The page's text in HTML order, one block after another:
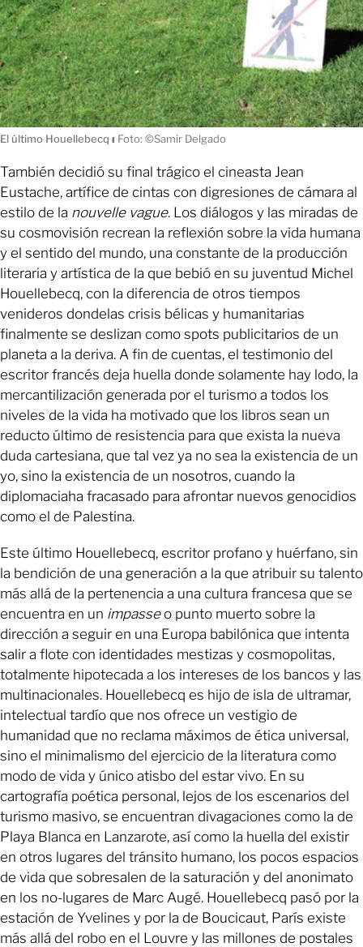
El último Houellebecq ı Foto: ©Samir Delgado
También decidió su final trágico el cineasta Jean
Eustache, artífice de cintas con digresiones de cámara al
estilo de la nouvelle vague. Los diálogos y las miradas de
su cosmovisión recrean la reflexión sobre la vida humana
y el sentido del mundo, una constante de la producción
literaria y artística de la que bebió en su juventud Michel
Houellebecq, con la diferencia de otros tiempos
venideros dondelas crisis bélicas y humanitarias
finalmente se deslizan como spots publicitarios de un
planeta a la deriva. A fin de cuentas, el testimonio del
escritor francés deja huella donde solamente hay lodo, la
mercantilización generada por el turismo a todos los
niveles de la vida ha motivado que los libros sean un
reducto último de resistencia para que exista la nueva
duda cartesiana, que tal vez ya no sea la existencia de un
yo, sino la existencia de un nosotros, cuando la
diplomaciaha fracasado para afrontar nuevos genocidios
como el de Palestina.
Este último Houellebecq, escritor profano y huérfano, sin
la bendición de una generación a la que atribuir su talento
más allá de la pertenencia a una cultura francesa que se
encuentra en un impasseo punto muerto sobre la
dirección a seguir en una Europa babilónica que intenta
salir a flote con identidades mestizas y cosmopolitas,
totalmente hipotecada a los intereses de los bancos y las
multinacionales. Houellebecq es hijo de isla de ultramar,
intelectual tardío que nos ofrece un vestigio de
humanidad que no reclama máximos de ética universal,
sino el minimalismo del ejercicio de la literatura como
modo de vida y único atisbo del estar vivo. En su
cartografía poética personal, lejos de los escenarios del
turismo masivo, se encuentran divagaciones como la de
Playa Blanca en Lanzarote, así como la huella del existir
en otros lugares del tránsito humano, los pocos espacios
de vida que sobresalen de la saturación y del anonimato
en los no-lugares de Marc Augé. Houellebecq pasó por la
estación de Yvelines y por la de Boucicaut, París existe
más allá del robo en el Louvre y las millones de postales